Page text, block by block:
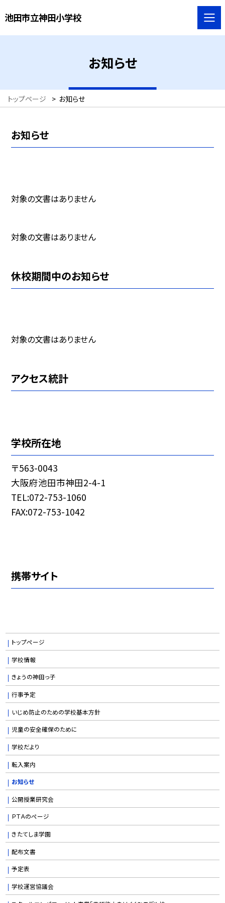
池田市立神田小学校
お知らせ
トップページ > お知らせ
お知らせ
対象の文書はありません
対象の文書はありません
休校期間中のお知らせ
対象の文書はありません
アクセス統計
学校所在地
〒563-0043
大阪府池田市神田2-4-1
TEL:072-753-1060
FAX:072-753-1042
携帯サイト
トップページ
学校情報
きょうの神田っ子
行事予定
いじめ防止のための学校基本方針
児童の安全確保のために
学校だより
転入案内
お知らせ
公開授業研究会
ＰＴＡのページ
きたてしま学園
配布文書
予定表
学校運営協議会